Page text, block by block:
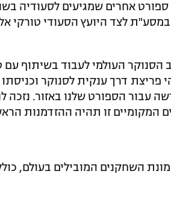
אחרים שמגיעים לסעודיה
לצד היועץ הסעודי טורקי
הסנוקר העולמי לעבוד בשיתוף עם
פריצת דרך ענקית לסנוקר
עבור הספורט שלנו באזור. נזכה
המקומיים זו תהיה ההזדמנות
השחקנים המובילים בעולם, כולל